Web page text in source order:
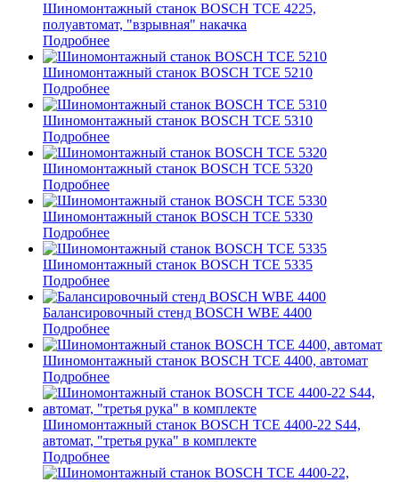
Шиномонтажный станок BOSCH TCE 4225,
полуавтомат, "взрывная" накачка
Подробнее
Шиномонтажный станок BOSCH TCE 5210
Подробнее
Шиномонтажный станок BOSCH TCE 5310
Подробнее
Шиномонтажный станок BOSCH TCE 5320
Подробнее
Шиномонтажный станок BOSCH TCE 5330
Подробнее
Шиномонтажный станок BOSCH TCE 5335
Подробнее
Балансировочный стенд BOSCH WBE 4400
Подробнее
Шиномонтажный станок BOSCH TCE 4400, автомат
Подробнее
Шиномонтажный станок BOSCH TCE 4400-22 S44,
автомат, "третья рука" в комплекте
Подробнее